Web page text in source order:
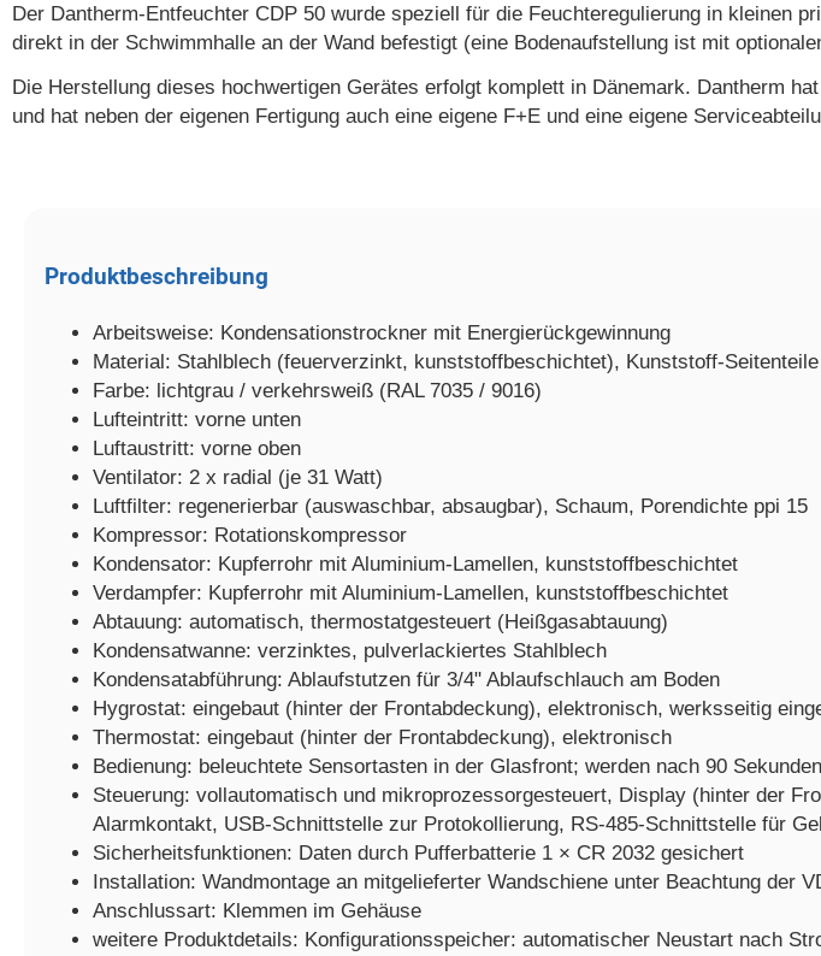
Der Dantherm-Entfeuchter CDP 50 wurde speziell für die Feuchteregulierung in kleinen
direkt in der Schwimmhalle an der Wand befestigt (eine Bodenaufstellung ist mit
Die Herstellung dieses hochwertigen Gerätes erfolgt komplett in Dänemark. Dantherm
und hat neben der eigenen Fertigung auch eine eigene F+E und eine eigene
Produktbeschreibung
Arbeitsweise: Kondensationstrockner mit Energierückgewinnung
Material: Stahlblech (feuerverzinkt, kunststoffbeschichtet), Kunststoff-
Farbe: lichtgrau / verkehrsweiß (RAL 7035 / 9016)
Lufteintritt: vorne unten
Luftaustritt: vorne oben
Ventilator: 2 x radial (je 31 Watt)
Luftfilter: regenerierbar (auswaschbar, absaugbar), Schaum, Porendichte ppi 15
Kompressor: Rotationskompressor
Kondensator: Kupferrohr mit Aluminium-Lamellen, kunststoffbeschichtet
Verdampfer: Kupferrohr mit Aluminium-Lamellen, kunststoffbeschichtet
Abtauung: automatisch, thermostatgesteuert (Heißgasabtauung)
Kondensatwanne: verzinktes, pulverlackiertes Stahlblech
Kondensatabführung: Ablaufstutzen für 3/4" Ablaufschlauch am Boden
Hygrostat: eingebaut (hinter der Frontabdeckung), elektronisch, werksseitig
Thermostat: eingebaut (hinter der Frontabdeckung), elektronisch
Bedienung: beleuchtete Sensortasten in der Glasfront; werden nach 90
Steuerung: vollautomatisch und mikroprozessorgesteuert, Display (hinter der
Alarmkontakt, USB-Schnittstelle zur Protokollierung, RS-485-Schnittstelle für
Sicherheitsfunktionen: Daten durch Pufferbatterie 1 × CR 2032 gesichert
Installation: Wandmontage an mitgelieferter Wandschiene unter Beachtung der
Anschlussart: Klemmen im Gehäuse
weitere Produktdetails: Konfigurationsspeicher: automatischer Neustart nach